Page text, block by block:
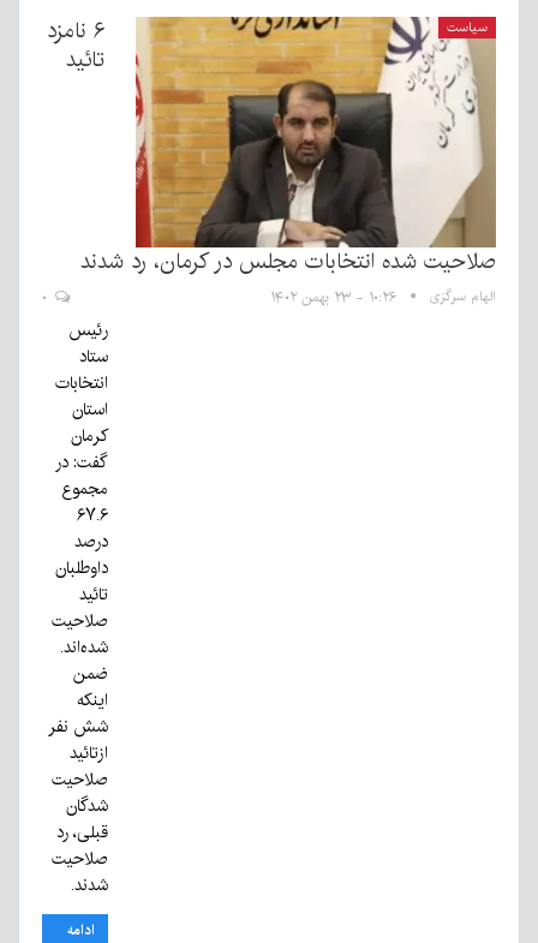
سیاست
۶ نامزد
تائید
صلاحیت شده انتخابات مجلس در کرمان، رد شدند
الهام سرگزی ۱۰:۲۶ - ۲۳ بهمن ۱۴۰۲
رئیس
ستاد
انتخابات
استان
کرمان
گفت: در
مجموع
۶۷.۶
درصد
داوطلبان
تائید
صلاحیت
شده‌اند.
ضمن
اینکه
شش نفر
ازتائید
صلاحیت
شدگان
قبلی، رد
صلاحیت
شدند.
ادامه